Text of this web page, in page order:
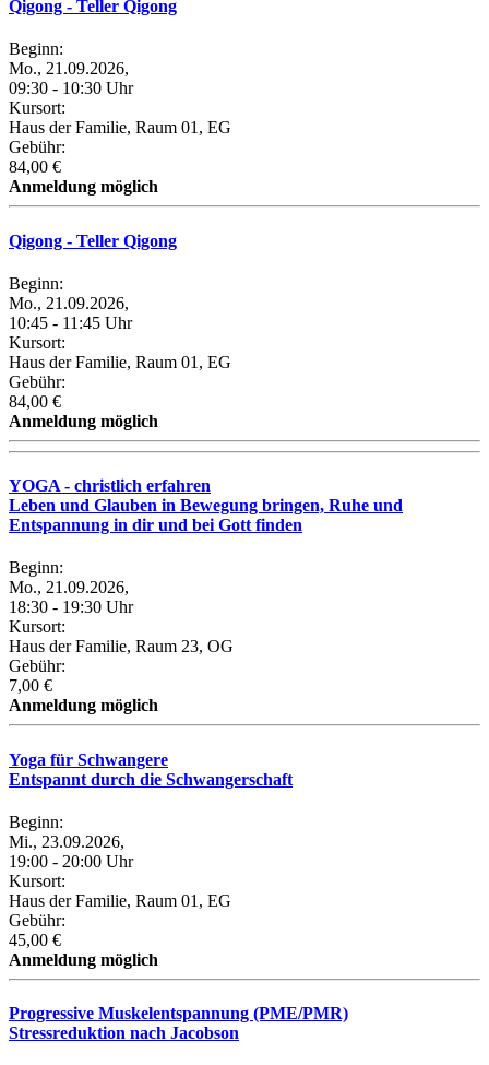
Qigong - Teller Qigong
Beginn:
Mo., 21.09.2026,
09:30 - 10:30 Uhr
Kursort:
Haus der Familie, Raum 01, EG
Gebühr:
84,00 €
Anmeldung möglich
Qigong - Teller Qigong
Beginn:
Mo., 21.09.2026,
10:45 - 11:45 Uhr
Kursort:
Haus der Familie, Raum 01, EG
Gebühr:
84,00 €
Anmeldung möglich
YOGA - christlich erfahren
Leben und Glauben in Bewegung bringen, Ruhe und
Entspannung in dir und bei Gott finden
Beginn:
Mo., 21.09.2026,
18:30 - 19:30 Uhr
Kursort:
Haus der Familie, Raum 23, OG
Gebühr:
7,00 €
Anmeldung möglich
Yoga für Schwangere
Entspannt durch die Schwangerschaft
Beginn:
Mi., 23.09.2026,
19:00 - 20:00 Uhr
Kursort:
Haus der Familie, Raum 01, EG
Gebühr:
45,00 €
Anmeldung möglich
Progressive Muskelentspannung (PME/PMR)
Stressreduktion nach Jacobson